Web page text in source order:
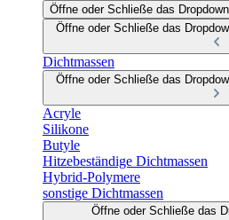
Öffne oder Schließe das
Öffne oder Schließe das
Dichtmassen
Öffne oder Schließe das
Acryle
Silikone
Butyle
Hitzebeständige Dichtmassen
Hybrid-Polymere
sonstige Dichtmassen
Öffne oder Schließe das